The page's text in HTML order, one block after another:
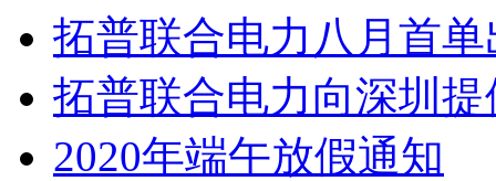
拓普联合电力八月首
拓普联合电力向深圳
2020年端午放假通知